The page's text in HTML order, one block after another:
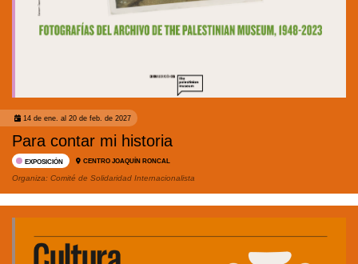
14 de ene. al 20 de feb. de 2027
Para contar mi historia
EXPOSICIÓN CENTRO JOAQUÍN RONCAL
Organiza: Comité de Solidaridad Internacionalista